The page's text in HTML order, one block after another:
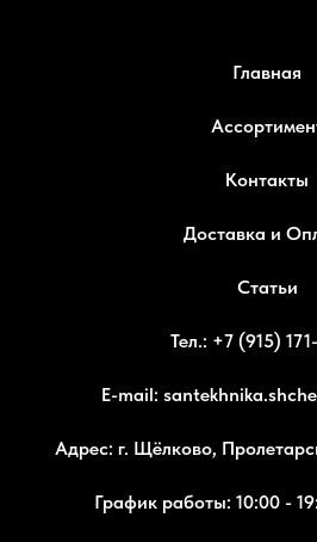
Главная
Контакты
Доставка и
Статьи
Тел.: +7 (915)
E-mail:
Адрес: г. Щёлково,
График работы: 10:00 -